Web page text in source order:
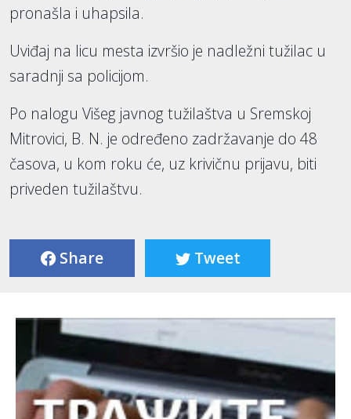
pronašla i uhapsila.
Uviđaj na licu mesta izvršio je nadležni tužilac u
saradnji sa policijom.
Po nalogu Višeg javnog tužilaštva u Sremskoj
Mitrovici, B. N. je određeno zadržavanje do 48
časova, u kom roku će, uz krivičnu prijavu, biti
priveden tužilaštvu.
Share Tweet